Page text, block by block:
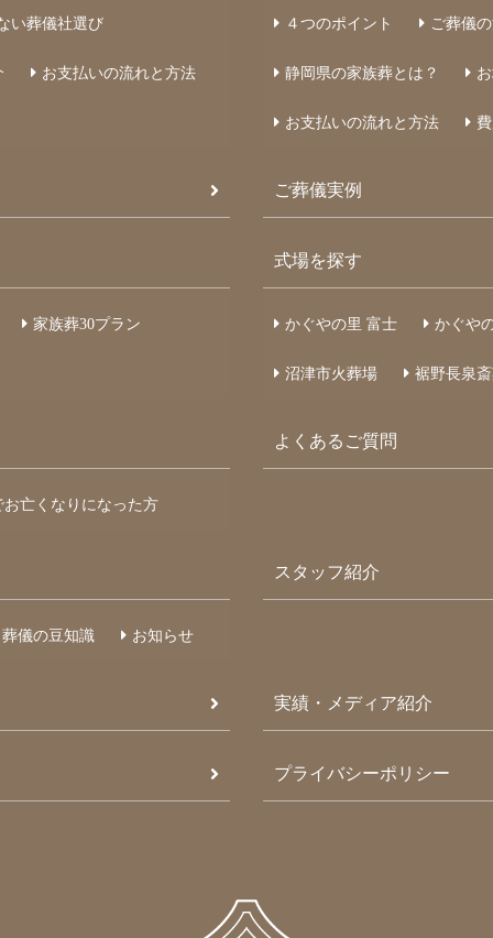
い葬儀社選び
お支払いの流れと方法
４つのポイント ご葬儀
静岡県の家族葬とは？
お支払いの流れと方法
ご葬儀実例
家族葬30プラン
式場を探す
かぐやの里 富士 かぐや
沼津市火葬場 裾野長泉
お亡くなりになった方
よくあるご質問
葬儀の豆知識 お知らせ
スタッフ紹介
実績・メディア紹介
プライバシーポリシー